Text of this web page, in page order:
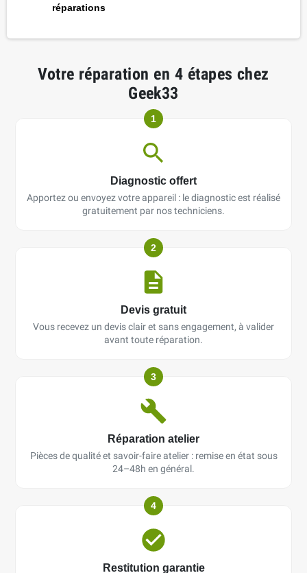
réparations
Votre réparation en 4 étapes chez
Geek33
1
Diagnostic offert
Apportez ou envoyez votre appareil : le diagnostic est réalisé
gratuitement par nos techniciens.
2
Devis gratuit
Vous recevez un devis clair et sans engagement, à valider
avant toute réparation.
3
Réparation atelier
Pièces de qualité et savoir-faire atelier : remise en état sous
24–48h en général.
4
Restitution garantie